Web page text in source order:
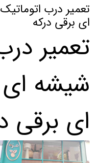
تعمیر درب
ای برقی درکه
تعمیر
شیشه ای
ای برقی